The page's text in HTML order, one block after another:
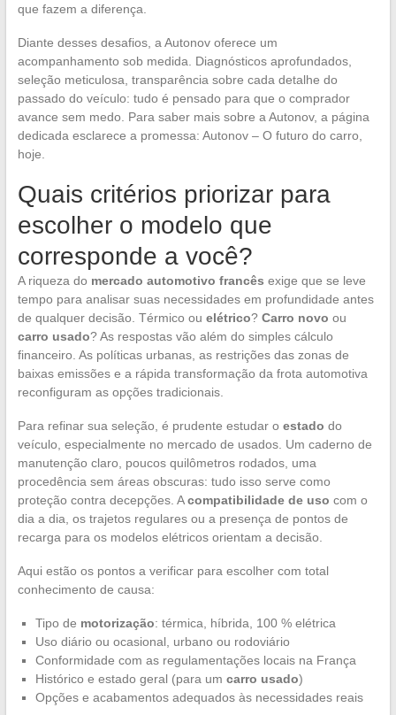
que fazem a diferença.
Diante desses desafios, a Autonov oferece um
acompanhamento sob medida. Diagnósticos aprofundados,
seleção meticulosa, transparência sobre cada detalhe do
passado do veículo: tudo é pensado para que o comprador
avance sem medo. Para saber mais sobre a Autonov, a página
dedicada esclarece a promessa: Autonov – O futuro do carro,
hoje.
Quais critérios priorizar para
escolher o modelo que
corresponde a você?
A riqueza do mercado automotivo francês exige que se leve
tempo para analisar suas necessidades em profundidade antes
de qualquer decisão. Térmico ou elétrico? Carro novo ou
carro usado? As respostas vão além do simples cálculo
financeiro. As políticas urbanas, as restrições das zonas de
baixas emissões e a rápida transformação da frota automotiva
reconfiguram as opções tradicionais.
Para refinar sua seleção, é prudente estudar o estado do
veículo, especialmente no mercado de usados. Um caderno de
manutenção claro, poucos quilômetros rodados, uma
procedência sem áreas obscuras: tudo isso serve como
proteção contra decepções. Acompatibilidade de uso com o
dia a dia, os trajetos regulares ou a presença de pontos de
recarga para os modelos elétricos orientam a decisão.
Aqui estão os pontos a verificar para escolher com total
conhecimento de causa:
Tipo de motorização: térmica, híbrida, 100 % elétrica
Uso diário ou ocasional, urbano ou rodoviário
Conformidade com as regulamentações locais na França
Histórico e estado geral (para um carro usado)
Opções e acabamentos adequados às necessidades reais